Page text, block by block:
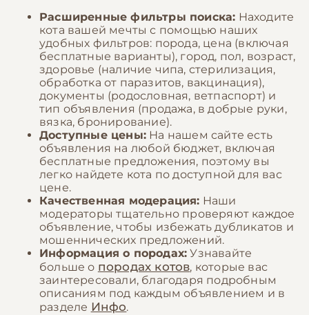
Расширенные фильтры поиска: Находите
кота вашей мечты с помощью наших
удобных фильтров: порода, цена (включая
бесплатные варианты), город, пол, возраст,
здоровье (наличие чипа, стерилизация,
обработка от паразитов, вакцинация),
документы (родословная, ветпаспорт) и
тип объявления (продажа, в добрые руки,
вязка, бронирование).
Доступные цены: На нашем сайте есть
объявления на любой бюджет, включая
бесплатные предложения, поэтому вы
легко найдете кота по доступной для вас
цене.
Качественная модерация: Наши
модераторы тщательно проверяют каждое
объявление, чтобы избежать дубликатов и
мошеннических предложений.
Информация о породах: Узнавайте
больше о породах котов, которые вас
заинтересовали, благодаря подробным
описаниям под каждым объявлением и в
разделе Инфо.